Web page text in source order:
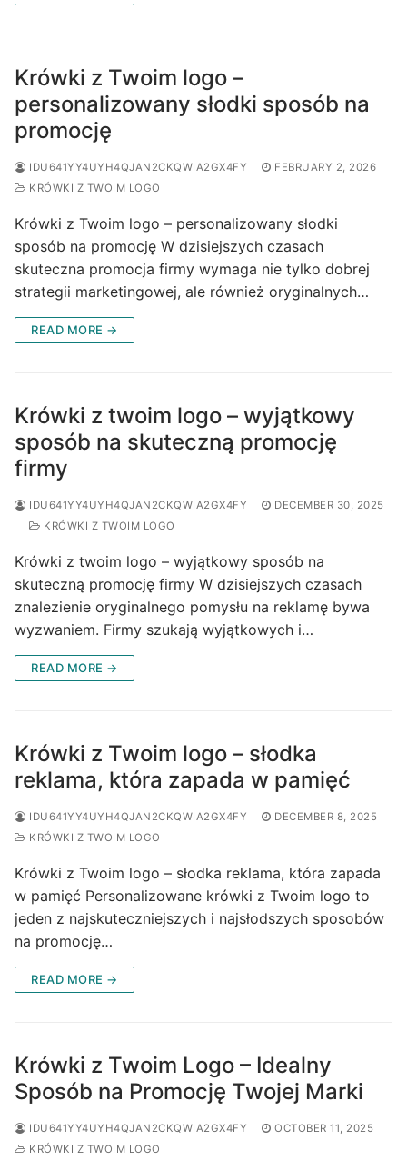
Krówki z Twoim logo –
personalizowany słodki sposób na
promocję
IDU641YY4UYH4QJAN2CKQWIA2GX4FY
FEBRUARY 2, 2026
KRÓWKI Z TWOIM LOGO
Krówki z Twoim logo – personalizowany słodki
sposób na promocję W dzisiejszych czasach
skuteczna promocja firmy wymaga nie tylko dobrej
strategii marketingowej, ale również oryginalnych…
READ MORE →
Krówki z twoim logo – wyjątkowy
sposób na skuteczną promocję
firmy
IDU641YY4UYH4QJAN2CKQWIA2GX4FY
DECEMBER 30, 2025
KRÓWKI Z TWOIM LOGO
Krówki z twoim logo – wyjątkowy sposób na
skuteczną promocję firmy W dzisiejszych czasach
znalezienie oryginalnego pomysłu na reklamę bywa
wyzwaniem. Firmy szukają wyjątkowych i…
READ MORE →
Krówki z Twoim logo – słodka
reklama, która zapada w pamięć
IDU641YY4UYH4QJAN2CKQWIA2GX4FY
DECEMBER 8, 2025
KRÓWKI Z TWOIM LOGO
Krówki z Twoim logo – słodka reklama, która zapada
w pamięć Personalizowane krówki z Twoim logo to
jeden z najskuteczniejszych i najsłodszych sposobów
na promocję…
READ MORE →
Krówki z Twoim Logo – Idealny
Sposób na Promocję Twojej Marki
IDU641YY4UYH4QJAN2CKQWIA2GX4FY
OCTOBER 11, 2025
KRÓWKI Z TWOIM LOGO